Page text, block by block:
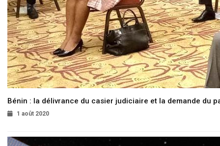
Bénin : la délivrance du casier judiciaire et la demande du
1 août 2020